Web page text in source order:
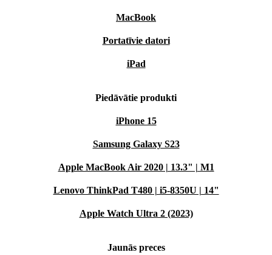
MacBook
Portatīvie datori
iPad
Piedāvātie produkti
iPhone 15
Samsung Galaxy S23
Apple MacBook Air 2020 | 13.3" | M1
Lenovo ThinkPad T480 | i5-8350U | 14"
Apple Watch Ultra 2 (2023)
Jaunās preces